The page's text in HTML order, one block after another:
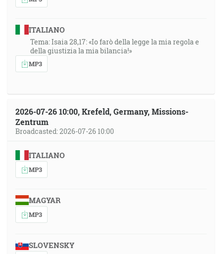
ITALIANO
Tema: Isaia 28,17: «Io farò della legge la mia regola e
della giustizia la mia bilancia!»
MP3
2026-07-26 10:00, Krefeld, Germany, Missions-
Zentrum
Broadcasted: 2026-07-26 10:00
ITALIANO
MP3
MAGYAR
MP3
SLOVENSKY